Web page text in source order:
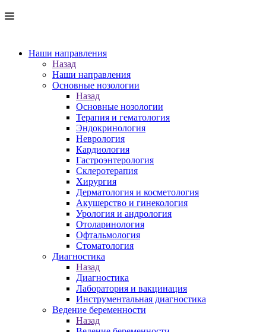
Наши направления
Назад
Наши направления
Основные нозологии
Назад
Основные нозологии
Терапия и гематология
Эндокринология
Неврология
Кардиология
Гастроэнтерология
Склеротерапия
Хирургия
Дерматология и косметология
Акушерство и гинекология
Урология и андрология
Отоларинология
Офтальмология
Стоматология
Диагностика
Назад
Диагностика
Лаборатория и вакцинация
Инструментальная диагностика
Ведение беременности
Назад